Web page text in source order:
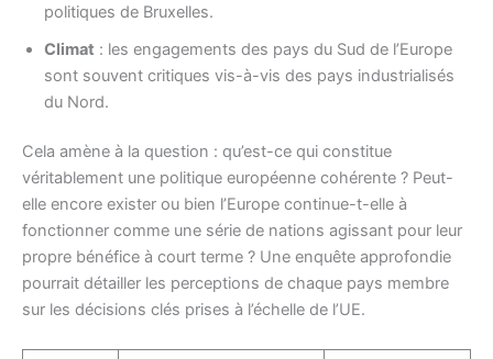
politiques de Bruxelles.
Climat : les engagements des pays du Sud de l’Europe
sont souvent critiques vis-à-vis des pays industrialisés
du Nord.
Cela amène à la question : qu’est-ce qui constitue
véritablement une politique européenne cohérente ? Peut-
elle encore exister ou bien l’Europe continue-t-elle à
fonctionner comme une série de nations agissant pour leur
propre bénéfice à court terme ? Une enquête approfondie
pourrait détailler les perceptions de chaque pays membre
sur les décisions clés prises à l’échelle de l’UE.